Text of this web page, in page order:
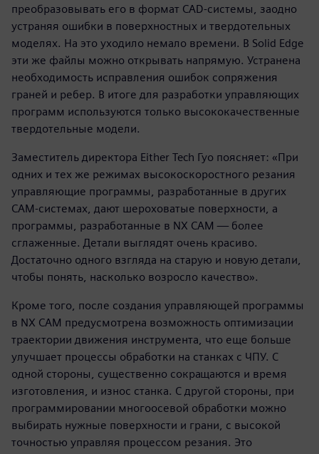
преобразовывать его в формат CAD-системы, заодно
устраняя ошибки в поверхностных и твердотельных
моделях. На это уходило немало времени. В Solid Edge
эти же файлы можно открывать напрямую. Устранена
необходимость исправления ошибок сопряжения
граней и ребер. В итоге для разработки управляющих
программ используются только высококачественные
твердотельные модели.
Заместитель директора Either Tech Гуо поясняет: «При
одних и тех же режимах высокоскоростного резания
управляющие программы, разработанные в других
CAM-системах, дают шероховатые поверхности, а
программы, разработанные в NX CAM — более
сглаженные. Детали выглядят очень красиво.
Достаточно одного взгляда на старую и новую детали,
чтобы понять, насколько возросло качество».
Кроме того, после создания управляющей программы
в NX CAM предусмотрена возможность оптимизации
траектории движения инструмента, что еще больше
улучшает процессы обработки на станках с ЧПУ. С
одной стороны, существенно сокращаются и время
изготовления, и износ станка. С другой стороны, при
программировании многоосевой обработки можно
выбирать нужные поверхности и грани, с высокой
точностью управляя процессом резания. Это